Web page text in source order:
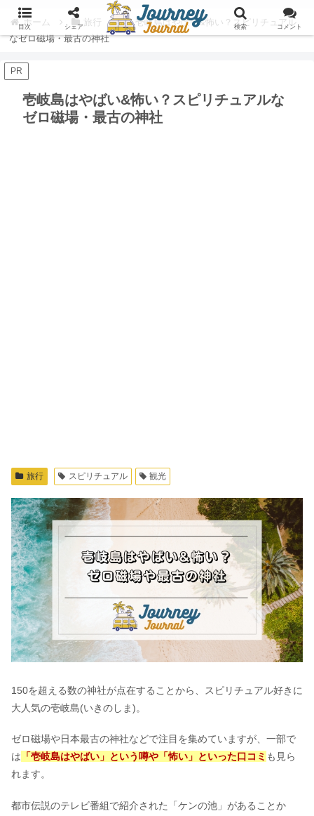
ホーム 旅行
壱岐島はやばい&怖い？スピリチュアル
なゼロ磁場・最古の神社
PR
壱岐島はやばい&怖い？スピリチュアルな
ゼロ磁場・最古の神社
旅行 スピリチュアル 観光
150を超える数の神社が点在することから、スピリチュアル好きに
大人気の壱岐島(いきのしま)。
ゼロ磁場や日本最古の神社などで注目を集めていますが、一部で
は 「壱岐島はやばい」という噂や「怖い」といった口コミ も見ら
れます。
都市伝説のテレビ番組で紹介された「ケンの池」があることか
目次 シェア 検索 コメント